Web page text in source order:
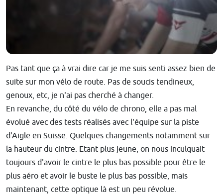
Pas tant que ça à vrai dire car je me suis senti assez bien de
suite sur mon vélo de route. Pas de soucis tendineux,
genoux, etc, je n'ai pas cherché à changer.
En revanche, du côté du vélo de chrono, elle a pas mal
évolué avec des tests réalisés avec l'équipe sur la piste
d'Aigle en Suisse. Quelques changements notamment sur
la hauteur du cintre. Etant plus jeune, on nous inculquait
toujours d'avoir le cintre le plus bas possible pour être le
plus aéro et avoir le buste le plus bas possible, mais
maintenant, cette optique là est un peu révolue.